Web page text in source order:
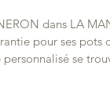
dans LA
pour ses pots
se